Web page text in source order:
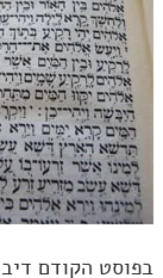
בפוסט הקודם